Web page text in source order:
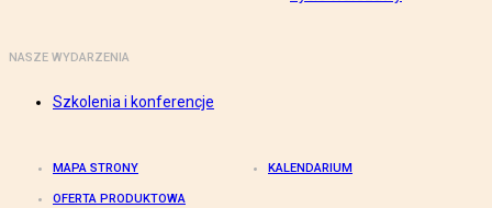
NASZE WYDARZENIA
Szkolenia i konferencje
MAPA STRONY KALENDARIUM
OFERTA PRODUKTOWA